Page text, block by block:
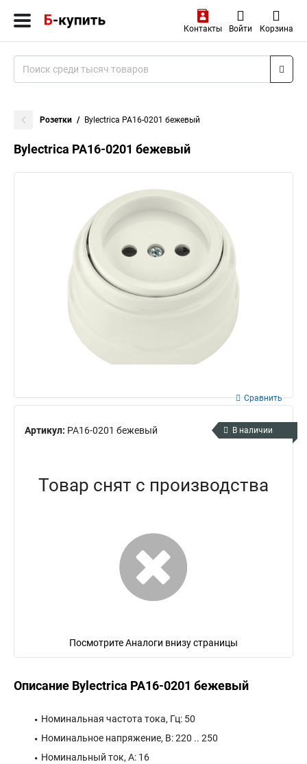
Контакты Войти Корзина
Розетки Bylectrica РА16-0201 бежевый
Bylectrica РА16-0201 бежевый
Артикул: РА16-0201 бежевый
Сравнить
В наличии
Товар снят с производства
Посмотрите Аналоги внизу страницы
Описание Bylectrica РА16-0201 бежевый
Номинальная частота тока, Гц: 50
Номинальное напряжение, В: 220 .. 250
Номинальный ток, А: 16